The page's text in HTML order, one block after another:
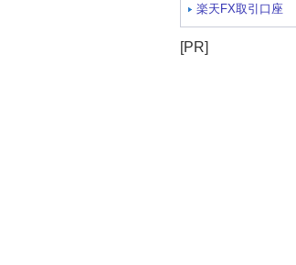
楽天FX取引口座
[PR]